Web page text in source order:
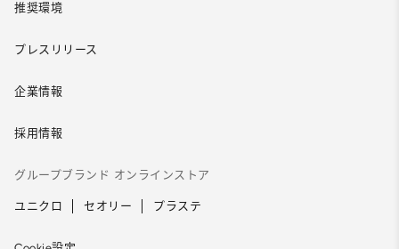
推奨環境
プレスリリース
企業情報
採用情報
グループブランド オンラインストア
ユニクロ セオリー プラステ